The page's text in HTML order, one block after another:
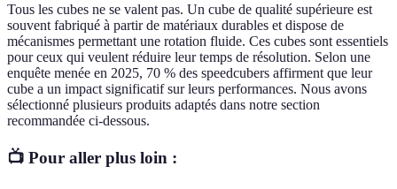
Tous les cubes ne se valent pas. Un cube de qualité supérieure est
souvent fabriqué à partir de matériaux durables et dispose de
mécanismes permettant une rotation fluide. Ces cubes sont essentiels
pour ceux qui veulent réduire leur temps de résolution. Selon une
enquête menée en 2025, 70 % des speedcubers affirment que leur
cube a un impact significatif sur leurs performances. Nous avons
sélectionné plusieurs produits adaptés dans notre section
recommandée ci-dessous.
📺 Pour aller plus loin :